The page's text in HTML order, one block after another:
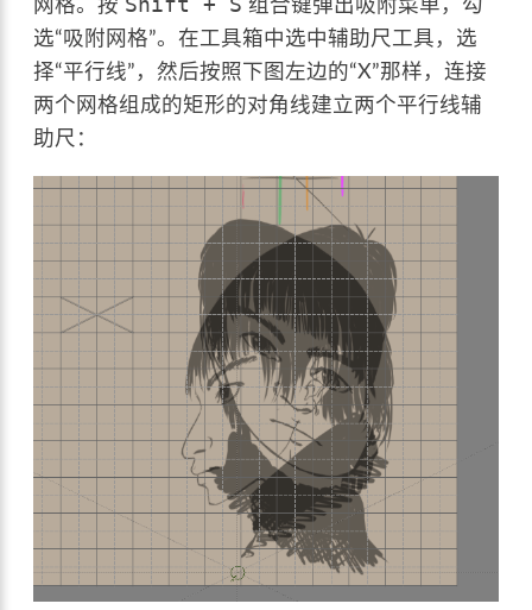
Shift + S
选“吸附网格”。在工具箱中选中辅助尺工具，选
择“平行线”，然后按照下图左边的“X”那样，连接
两个网格组成的矩形的对角线建立两个平行线辅
助尺：